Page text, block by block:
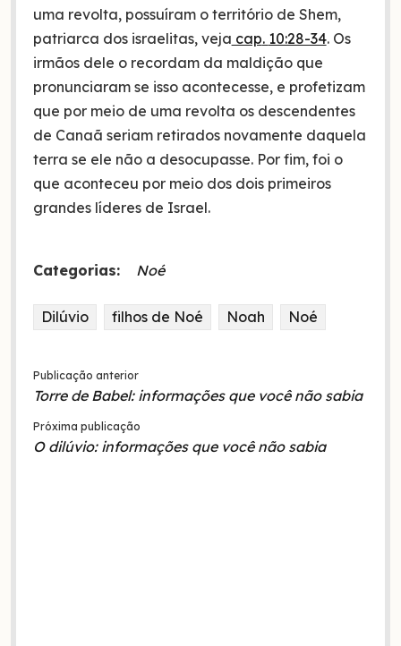
uma revolta, possuíram o território de Shem,
patriarca dos israelitas, veja cap. 10:28-34. Os
irmãos dele o recordam da maldição que
pronunciaram se isso acontecesse, e profetizam
que por meio de uma revolta os descendentes
de Canaã seriam retirados novamente daquela
terra se ele não a desocupasse. Por fim, foi o
que aconteceu por meio dos dois primeiros
grandes líderes de Israel.
Categorias: Noé
Dilúvio filhos de Noé Noah Noé
Publicação anterior
Torre de Babel: informações que você não sabia
Próxima publicação
O dilúvio: informações que você não sabia